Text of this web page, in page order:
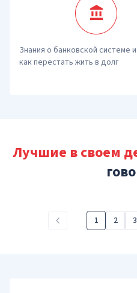
Знания о банковской системе
как перестать жить в долг
Лучшие в своем
1 2 3